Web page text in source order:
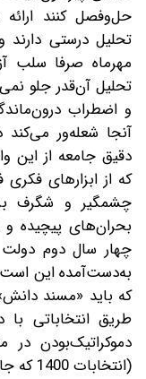
حل‌وفصل کنند
تحلیل درستی دارند
مهرماه صرفا سلب
تحلیل آن‌قدر جلو
و اضطراب
آنجا شعله‌ور
دقیق جامعه از این
که از ابزارهای
چشمگیر و شگرف
بحران‌های پیچیده
چهار سال دوم
به‌دست‌آمده این است
که باید «مسند
طریق انتخاباتی
دموکراتیک‌بودن در
(انتخابات 1400 که جای خود) میسر است.